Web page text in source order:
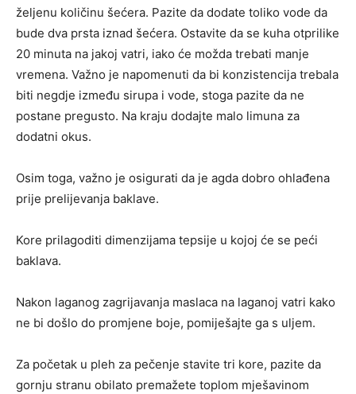
željenu količinu šećera. Pazite da dodate toliko vode da
bude dva prsta iznad šećera. Ostavite da se kuha otprilike
20 minuta na jakoj vatri, iako će možda trebati manje
vremena. Važno je napomenuti da bi konzistencija trebala
biti negdje između sirupa i vode, stoga pazite da ne
postane pregusto. Na kraju dodajte malo limuna za
dodatni okus.
Osim toga, važno je osigurati da je agda dobro ohlađena
prije prelijevanja baklave.
Kore prilagoditi dimenzijama tepsije u kojoj će se peći
baklava.
Nakon laganog zagrijavanja maslaca na laganoj vatri kako
ne bi došlo do promjene boje, pomiješajte ga s uljem.
Za početak u pleh za pečenje stavite tri kore, pazite da
gornju stranu obilato premažete toplom mješavinom